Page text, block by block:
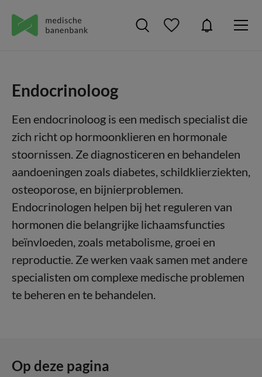
Endocrinoloog
Een endocrinoloog is een medisch specialist die
zich richt op hormoonklieren en hormonale
stoornissen. Ze diagnosticeren en behandelen
aandoeningen zoals diabetes, schildklierziekten,
osteoporose, en bijnierproblemen.
Endocrinologen helpen bij het reguleren van
hormonen die belangrijke lichaamsfuncties
beïnvloeden, zoals metabolisme, groei en
reproductie. Ze werken vaak samen met andere
specialisten om complexe medische problemen
te beheren en te behandelen.
Op deze pagina